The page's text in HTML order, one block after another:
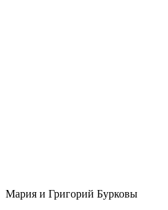
Мария и Григорий Бурковы